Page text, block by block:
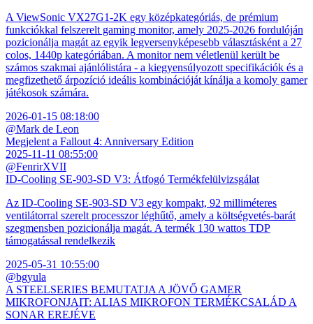
A ViewSonic VX27G1-2K egy középkategóriás, de prémium
funkciókkal felszerelt gaming monitor, amely 2025-2026 fordulóján
pozicionálja magát az egyik legversenyképesebb választásként a 27
colos, 1440p kategóriában. A monitor nem véletlenül került be
számos szakmai ajánlólistára - a kiegyensúlyozott specifikációk és a
megfizethető árpozíció ideális kombinációját kínálja a komoly gamer
játékosok számára.
2026-01-15 08:18:00
@Mark de Leon
Megjelent a Fallout 4: Anniversary Edition
2025-11-11 08:55:00
@FenrirXVII
ID-Cooling SE-903-SD V3: Átfogó Termékfelülvizsgálat
Az ID-Cooling SE-903-SD V3 egy kompakt, 92 milliméteres
ventilátorral szerelt processzor léghűtő, amely a költségvetés-barát
szegmensben pozicionálja magát. A termék 130 wattos TDP
támogatással rendelkezik
2025-05-31 10:55:00
@bgyula
A STEELSERIES BEMUTATJA A JÖVŐ GAMER
MIKROFONJAIT: ALIAS MIKROFON TERMÉKCSALÁD A
SONAR EREJÉVE